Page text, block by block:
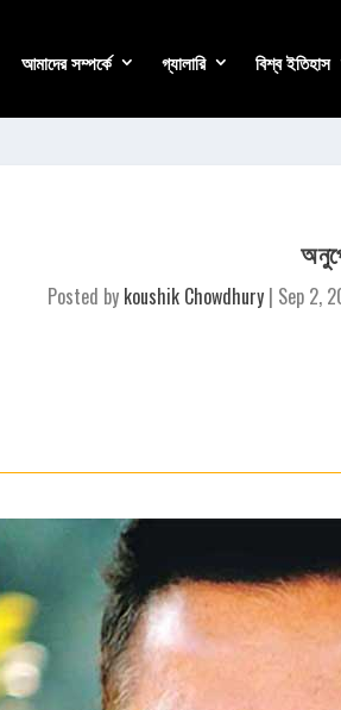
আমাদের সম্পর্কে গ্যালারি বিশ্ব ইতিহাস
Posted by koushik Chowdhury | Sep 2,